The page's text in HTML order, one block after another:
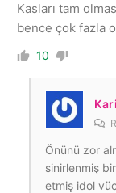
Kasları tam
bence çok fazla
10
Önünü zor
sinirlenmiş
etmiş idol